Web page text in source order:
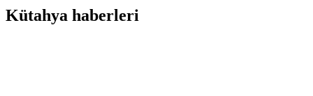
Kütahya haberleri